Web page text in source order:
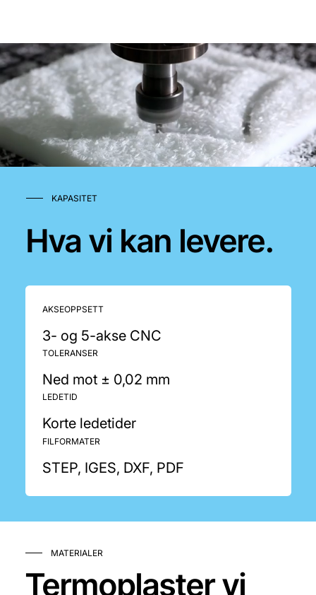
KAPASITET
Hva vi kan levere.
AKSEOPPSETT
3- og 5-akse CNC
TOLERANSER
Ned mot ± 0,02 mm
LEDETID
Korte ledetider
FILFORMATER
STEP, IGES, DXF, PDF
MATERIALER
Termoplaster vi